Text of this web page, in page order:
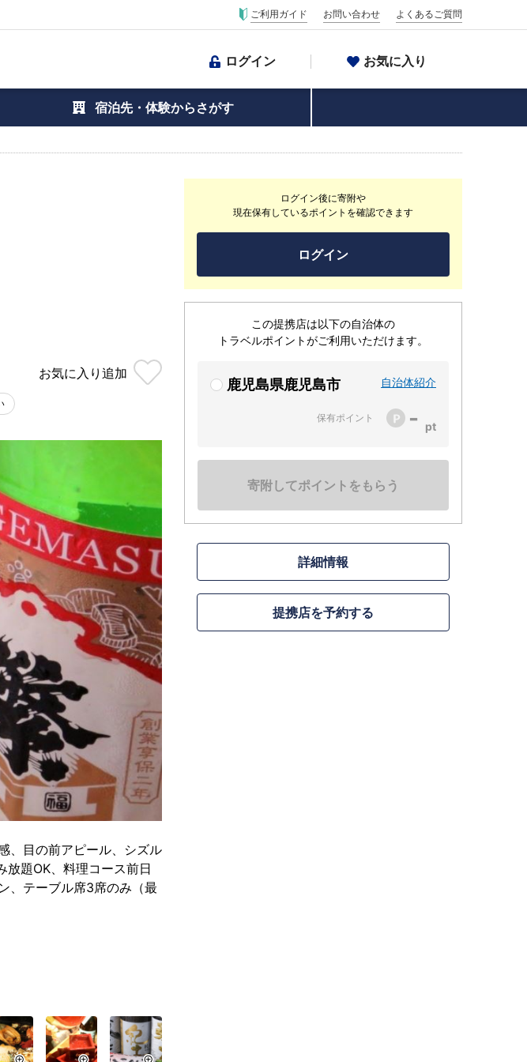
ご利用ガイド お問い合わせ よくあるご質問
ログイン お気に入り
宿泊先・体験からさがす
お気に入り 追加
ログイン後に寄附や
現在保有しているポイントを確認できます
ログイン
この提携店は以下の自治体の
トラベルポイントがご利用いただけます。
鹿児島県鹿児島市 自治体紹介
保有ポイント -
寄附してポイントをもらう
詳細情報
提携店を予約する
、目の前アピール、シズル
題OK、料理コース前日
、テーブル席3席のみ（最